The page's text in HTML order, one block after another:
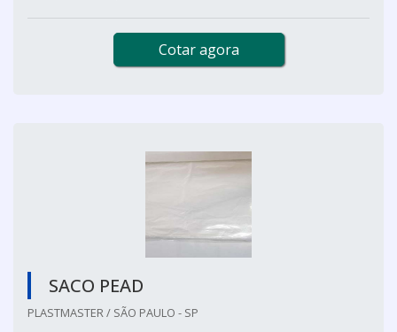
Cotar agora
SACO PEAD
PLASTMASTER / SÃO PAULO - SP